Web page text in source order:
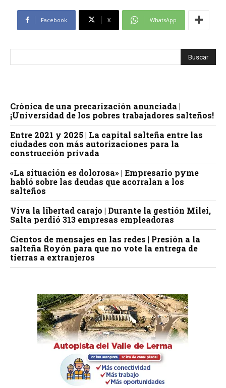
Facebook X WhatsApp
Crónica de una precarización anunciada |
¡Universidad de los pobres trabajadores salteños!
Entre 2021 y 2025 | La capital salteña entre las
ciudades con más autorizaciones para la
construcción privada
«La situación es dolorosa» | Empresario pyme
habló sobre las deudas que acorralan a los
salteños
Viva la libertad carajo | Durante la gestión Milei,
Salta perdió 313 empresas empleadoras
Cientos de mensajes en las redes | Presión a la
salteña Royón para que no vote la entrega de
tierras a extranjeros